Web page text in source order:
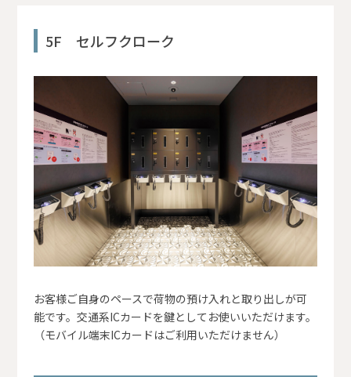
5F セルフクローク
お客様ご自身のペースで荷物の預け入れと取り出しが可
能です。交通系ICカードを鍵としてお使いいただけます。
（モバイル端末ICカードはご利用いただけません）